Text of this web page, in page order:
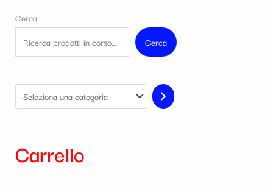
Cerca
Cerca
Carrello